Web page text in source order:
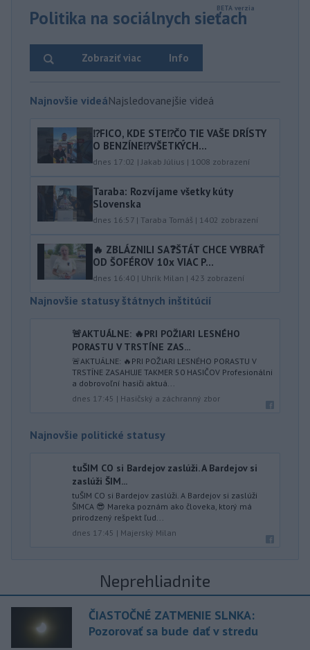
Politika na sociálnych sieťach
Info
Zobraziť viac
Najnovšie videáNajsledovanejšie videá
⁉️FICO, KDE STE⁉️ČO TIE VAŠE DRÍSTY
O BENZÍNE⁉️VŠETKÝCH...
dnes 17:02 | Jakab Július | 1008 zobrazení
Taraba: Rozvíjame všetky kúty
Slovenska
dnes 16:57 | Taraba Tomáš | 1402 zobrazení
🔥 ZBLÁZNILI SA❓️ŠTÁT CHCE VYBRAŤ
OD ŠOFÉROV 10x VIAC P...
dnes 16:40 | Uhrík Milan | 423 zobrazení
Najnovšie statusy štátnych inštitúcií
🚨AKTUÁLNE: 🔥PRI POŽIARI LESNÉHO
PORASTU V TRSTÍNE ZAS...
🚨AKTUÁLNE: 🔥PRI POŽIARI LESNÉHO PORASTU V
TRSTÍNE ZASAHUJE TAKMER 50 HASIČOV Profesionálni
a dobrovoľní hasiči aktuá...
dnes 17:45 | Hasičský a záchranný zbor
Najnovšie politické statusy
tuŠIM CO si Bardejov zaslúži. A Bardejov si
zaslúži ŠIM...
tuŠIM CO si Bardejov zaslúži. A Bardejov si zaslúži
ŠIMCA 😎 Mareka poznám ako človeka, ktorý má
prirodzený rešpekt ľud...
dnes 17:45 | Majerský Milan
Neprehliadnite
ČIASTOČNÉ ZATMENIE SLNKA:
Pozorovať sa bude dať v stredu